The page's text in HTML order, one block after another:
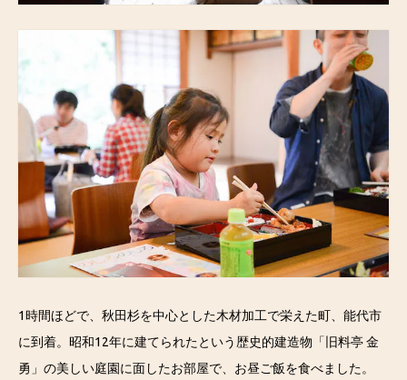
1時間ほどで、秋田杉を中心とした木材加工で栄えた町、能代市
に到着。昭和12年に建てられたという歴史的建造物「旧料亭 金
勇」の美しい庭園に面したお部屋で、お昼ご飯を食べました。